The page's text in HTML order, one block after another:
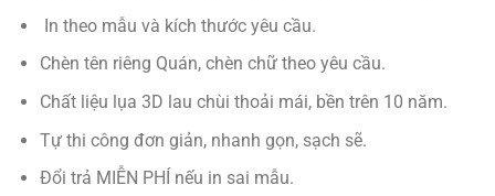
In theo mẫu và kích thước yêu cầu.
Chèn tên riêng Quán, chèn chữ theo yêu cầu.
Chất liệu lụa 3D lau chùi thoải mái, bền trên 10 năm.
Tự thi công đơn giản, nhanh gọn, sạch sẽ.
Đổi trả MIỄN PHÍ nếu in sai mẫu.